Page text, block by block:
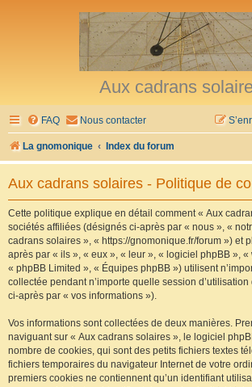
Aux cadrans
FAQ Nous contacter
La gnomonique Index du forum
Aux cadrans solaires - Politique de
Cette politique explique en détail comment « Aux
sociétés affiliées (désignés ci-après par « nous », «
cadrans solaires », « https://gnomonique.fr/forum ») et
après par « ils », « eux », « leur », « logiciel phpBB », «
« phpBB Limited », « Équipes phpBB ») utilisent
collectée pendant n’importe quelle session
ci-après par « vos informations »).
Vos informations sont collectées de deux manières.
naviguant sur « Aux cadrans solaires », le logiciel
nombre de cookies, qui sont des petits fichiers textes
fichiers temporaires du navigateur Internet de votre
premiers cookies ne contiennent qu’un identifiant